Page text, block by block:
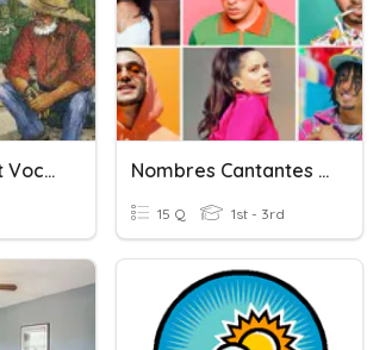
Alejandro's Gift Vocabulary 3rd Grade Nombres Cantantes De Berta
15 Q 1st - 3rd